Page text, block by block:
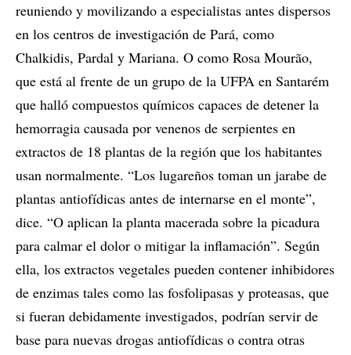
reuniendo y movilizando a especialistas antes dispersos
en los centros de investigación de Pará, como
Chalkidis, Pardal y Mariana. O como Rosa Mourão,
que está al frente de un grupo de la UFPA en Santarém
que halló compuestos químicos capaces de detener la
hemorragia causada por venenos de serpientes en
extractos de 18 plantas de la región que los habitantes
usan normalmente. “Los lugareños toman un jarabe de
plantas antiofídicas antes de internarse en el monte”,
dice. “O aplican la planta macerada sobre la picadura
para calmar el dolor o mitigar la inflamación”. Según
ella, los extractos vegetales pueden contener inhibidores
de enzimas tales como las fosfolipasas y proteasas, que
si fueran debidamente investigados, podrían servir de
base para nuevas drogas antiofídicas o contra otras